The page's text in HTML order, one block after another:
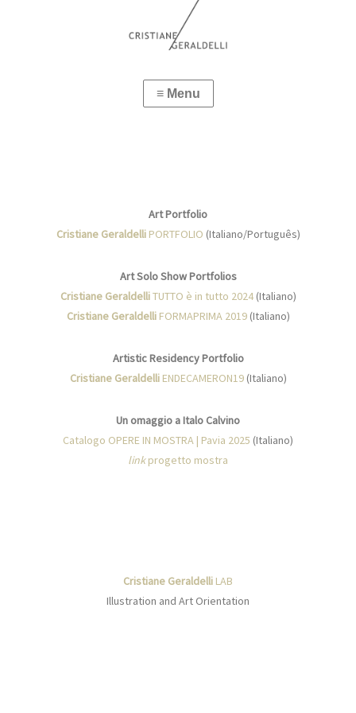
Art Portfolio
Cristiane GeraldelliPORTFOLIO (Italiano/Português)
Art Solo Show Portfolios
Cristiane GeraldelliTUTTO è in tutto 2024(Italiano)
Cristiane GeraldelliFORMAPRIMA 2019(Italiano)
Artistic Residency Portfolio
Cristiane GeraldelliENDECAMERON19(Italiano)
Un omaggio a Italo Calvino
Catalogo OPERE IN MOSTRA | Pavia 2025 (Italiano)
linkprogetto mostra
Cristiane Geraldelli LAB
Illustration and Art Orientation